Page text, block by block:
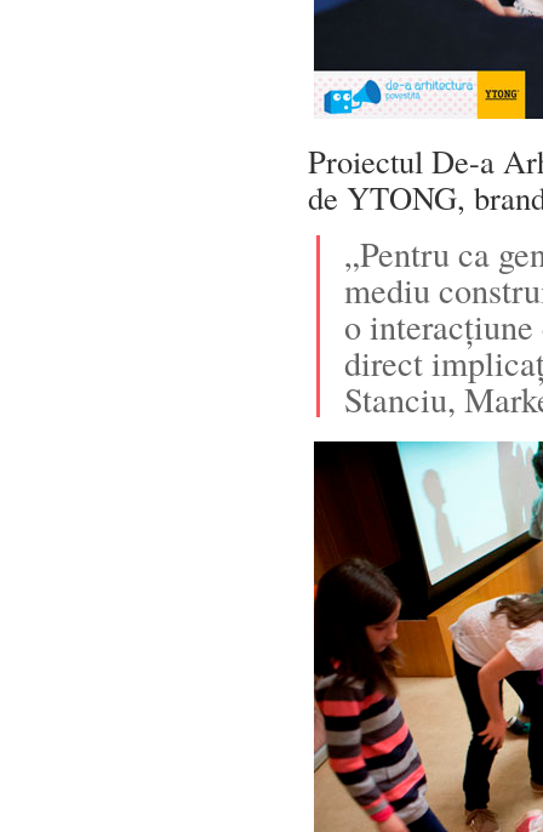
Proiectul De-a
de YTONG,
„Pentru ca
mediu
o
direct
Stanciu,